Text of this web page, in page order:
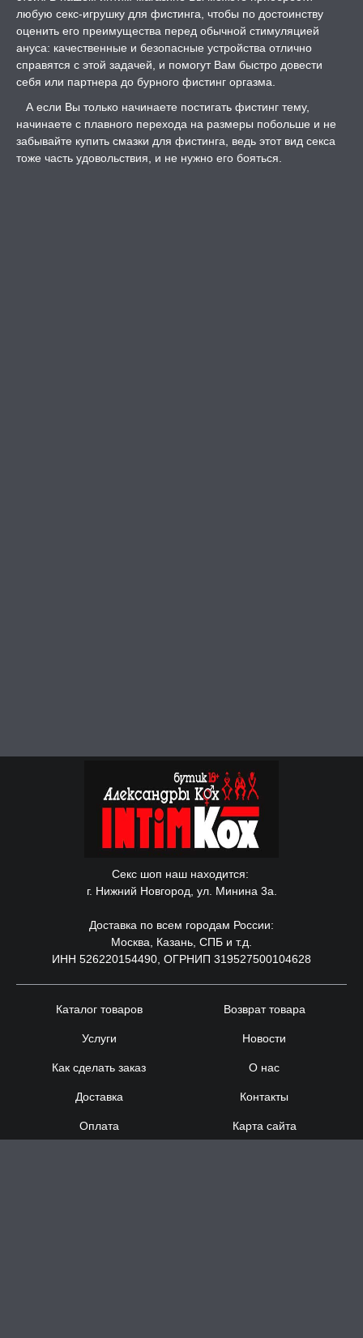
любую секс-игрушку для фистинга, чтобы по достоинству
оценить его преимущества перед обычной стимуляцией
ануса: качественные и безопасные устройства отлично
справятся с этой задачей, и помогут Вам быстро довести
себя или партнера до бурного фистинг оргазма.
А если Вы только начинаете постигать фистинг тему,
начинаете с плавного перехода на размеры побольше и не
забывайте купить смазки для фистинга, ведь этот вид секса
тоже часть удовольствия, и не нужно его бояться.
Секс шоп наш находится:
г. Нижний Новгород, ул. Минина 3а.
Доставка по всем городам России:
Москва, Казань, СПБ и т.д.
ИНН 526220154490, ОГРНИП 319527500104628
Каталог товаров
Услуги
Как сделать заказ
Доставка
Оплата
Возврат товара
Новости
О нас
Контакты
Карта сайта